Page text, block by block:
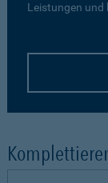
Leistungen und